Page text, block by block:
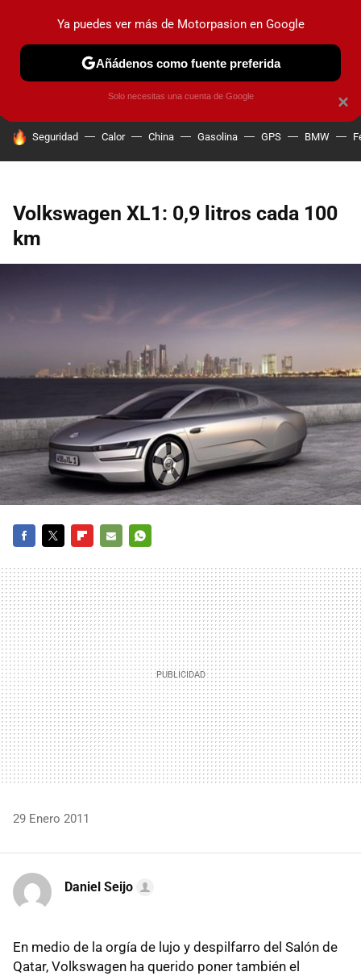
PRUEBAS COCHES ELÉCTRICOS OBSERVATORIO
HOY SE HABLA DE
Seguridad Calor China Gasolina GPS BMW
Volkswagen XL1: 0,9 litros cada 100
km
MAIL
29 Enero 2011
Daniel Seijo
En medio de la orgía de lujo y despilfarro del Salón de
Qatar, Volkswagen ha querido poner también el
×
Ya puedes ver más de Motorpasion en Google
Añádenos como fuente preferida
Solo necesitas una cuenta de Google